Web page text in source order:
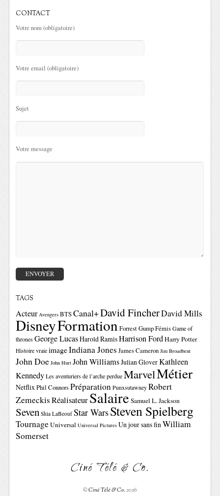
CONTACT
Votre nom (obligatoire)
Votre email (obligatoire)
Sujet
Votre message
TAGS
Acteur Avengers BTSCanal+David FincherDavid Mills
DisneyFormation Forrest GumpFémis Game of
thrones George LucasHarold RamisHarrison FordHarry Potter
Histoire vraie imageIndiana Jones James Cameron Jim Broadbent
John Doe John Hurt John WilliamsJulian GloverKathleen
Kennedy Les aventuriers de l’arche perdue MarvelMétier
Netflix Phil ConnorsPréparation Punxsutawney Robert
ZemeckisRéalisateurSalaire Samuel L. Jackson
Seven Shia LaBeouf Star WarsSteven Spielberg
TournageUniversal Universal Pictures Un jour sans fin William
Somerset
Ciné Télé & Co.
©Ciné Télé & Co.2026